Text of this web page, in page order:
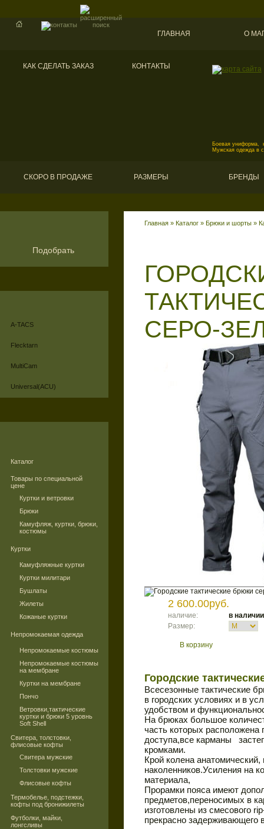
ГЛАВНАЯ О
КАК СДЕЛАТЬ ЗАКАЗ КОНТАКТЫ
Боевая униформа,
Мужская одежда в
СКОРО В ПРОДАЖЕ РАЗМЕРЫ БРЕНДЫ
Подобрать
A-TACS
Flecktarn
MultiCam
Universal(ACU)
Каталог
Товары по специальной
цене
Куртки и ветровки
Брюки
Камуфляж, куртки, брюки,
костюмы
Куртки
Камуфляжные куртки
Куртки милитари
Бушлаты
Жилеты
Кожаные куртки
Непромокаемая одежда
Непромокаемые костюмы
Непромокаемые костюмы
на мембране
Куртки на мембране
Пончо
Ветровки,тактические
куртки и брюки 5 уровнь
Soft Shell
Свитера, толстовки,
флисовые кофты
Свитера мужские
Толстовки мужские
Флисовые кофты
Термобелье, подстежки,
кофты под бронижилеты
Футболки, майки,
лонгсливы
Главная » Каталог » Брюки и шорты »
СЕРО-
2 600.00руб.
наличие:
в наличии
Размер:
В корзину
Городские
Всесезонные тактические
в городских условиях и в
удобством и
На брюках большое
часть которых
доступа,все карманы
кромками.
Крой колена
наколенников.Усиления на
материала,
Прорамки пояса имеют
предметов,переносимых в
изготовлены из смесового
прекрасно задерживающего